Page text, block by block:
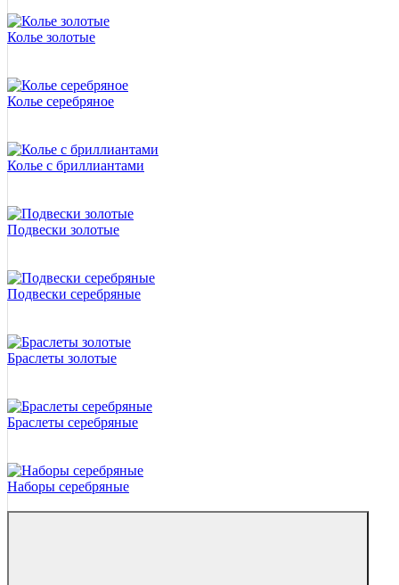
Колье золотые
Колье серебряное
Колье с бриллиантами
Подвески золотые
Подвески серебряные
Браслеты золотые
Браслеты серебряные
Наборы серебряные